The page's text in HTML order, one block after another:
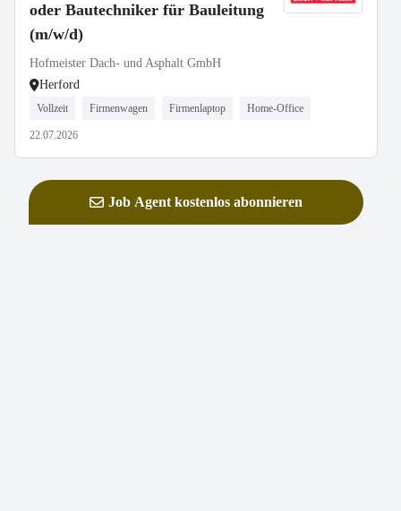
oder Bautechniker für Bauleitung
(m/w/d)
Hofmeister Dach- und Asphalt GmbH
Herford
Vollzeit Firmenwagen Firmenlaptop Home-Office
22.07.2026
Job Agent kostenlos abonnieren